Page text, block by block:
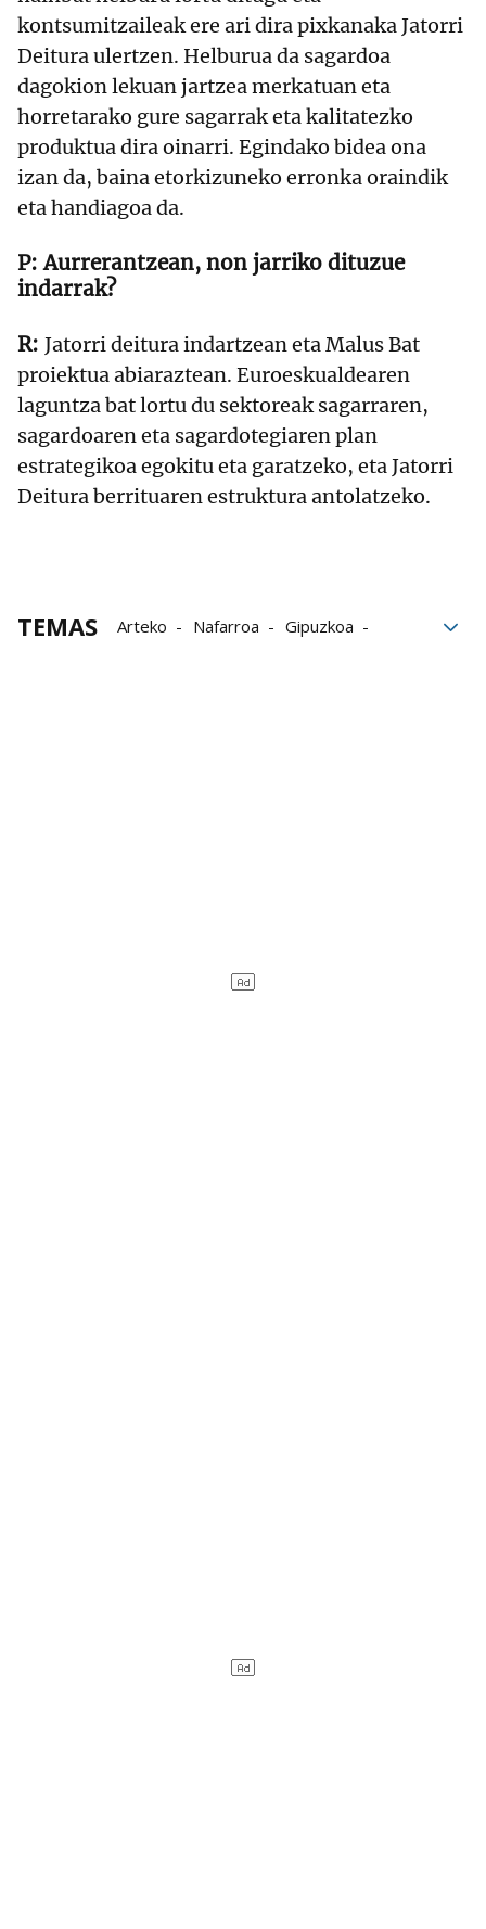
kontsumitzaileak ere ari dira pixkanaka Jatorri
Deitura ulertzen. Helburua da sagardoa
dagokion lekuan jartzea merkatuan eta
horretarako gure sagarrak eta kalitatezko
produktua dira oinarri. Egindako bidea ona
izan da, baina etorkizuneko erronka oraindik
eta handiagoa da.
Aurrerantzean, non jarriko dituzue
indarrak?
Jatorri deitura indartzean eta Malus Bat
proiektua abiaraztean. Euroeskualdearen
laguntza bat lortu du sektoreak sagarraren,
sagardoaren eta sagardotegiaren plan
estrategikoa egokitu eta garatzeko, eta Jatorri
Deitura berrituaren estruktura antolatzeko.
TEMAS Arteko Nafarroa
Gipuzkoa